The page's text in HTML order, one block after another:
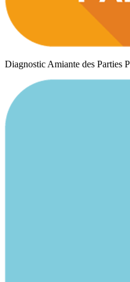
Diagnostic Amiante des Parties